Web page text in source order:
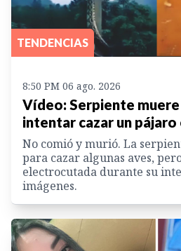
TENDENCIAS
8:50 PM 06 ago. 2026
Vídeo: Serpiente
intentar cazar un pájaro
No comió y murió. La
para cazar algunas aves,
electrocutada durante su
imágenes.